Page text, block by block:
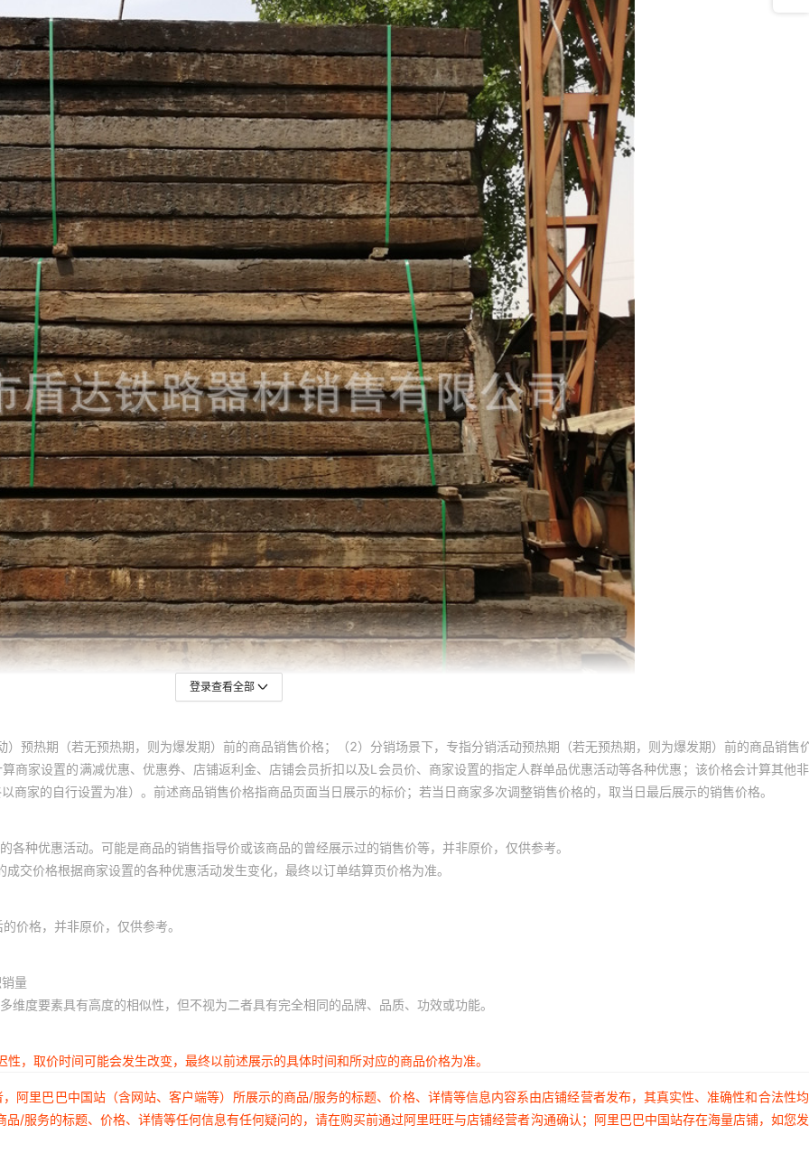
登录查看全部
预热期（若无预热期，则为爆发期）前的商品销售价格；（2）分销场景下，专指分销活动预热期（若无预热期，则为爆发期）前的商品销售
商家设置的满减优惠、优惠券、店铺返利金、店铺会员折扣以及L会员价、商家设置的指定人群单品优惠活动等各种优惠；该价格会计算其他
家的自行设置为准）。前述商品销售价格指商品页面当日展示的标价；若当日商家多次调整销售价格的，取当日最后展示的销售价格。
种优惠活动。可能是商品的销售指导价或该商品的曾经展示过的销售价等，并非原价，仅供参考。
交价格根据商家设置的各种优惠活动发生变化，最终以订单结算页价格为准。
价格，并非原价，仅供参考。
量
度要素具有高度的相似性，但不视为二者具有完全相同的品牌、品质、功效或功能。
，取价时间可能会发生改变，最终以前述展示的具体时间和所对应的商品价格为准。
阿里巴巴中国站（含网站、客户端等）所展示的商品/服务的标题、价格、详情等信息内容系由店铺经营者发布，其真实性、准确性和合法性
/服务的标题、价格、详情等任何信息有任何疑问的，请在购买前通过阿里旺旺与店铺经营者沟通确认；阿里巴巴中国站存在海量店铺，如您